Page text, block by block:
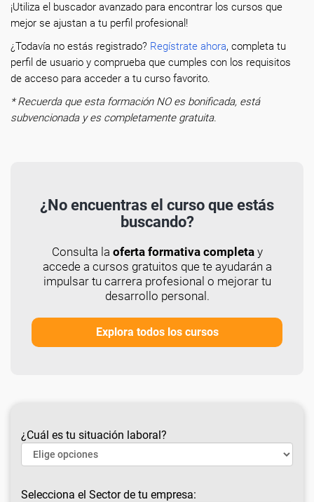
¡Utiliza el buscador avanzado para encontrar los cursos que
mejor se ajustan a tu perfil profesional!
¿Todavía no estás registrado? Regístrate ahora, completa tu
perfil de usuario y comprueba que cumples con los requisitos
de acceso para acceder a tu curso favorito.
* Recuerda que esta formación NO es bonificada, está
subvencionada y es completamente gratuita.
¿No encuentras el curso que estás
buscando?
Consulta la oferta formativa completay
accede a cursos gratuitos que te ayudarán a
impulsar tu carrera profesional o mejorar tu
desarrollo personal.
Explora todos los cursos
¿Cuál es tu situación laboral?
Selecciona el Sector de tu empresa: